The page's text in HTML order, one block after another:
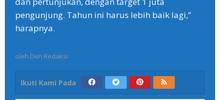
pengunjung. Tahun ini harus lebih baik lagi,”
harapnya.
oleh Den Redaksi
Ikuti Kami Pada